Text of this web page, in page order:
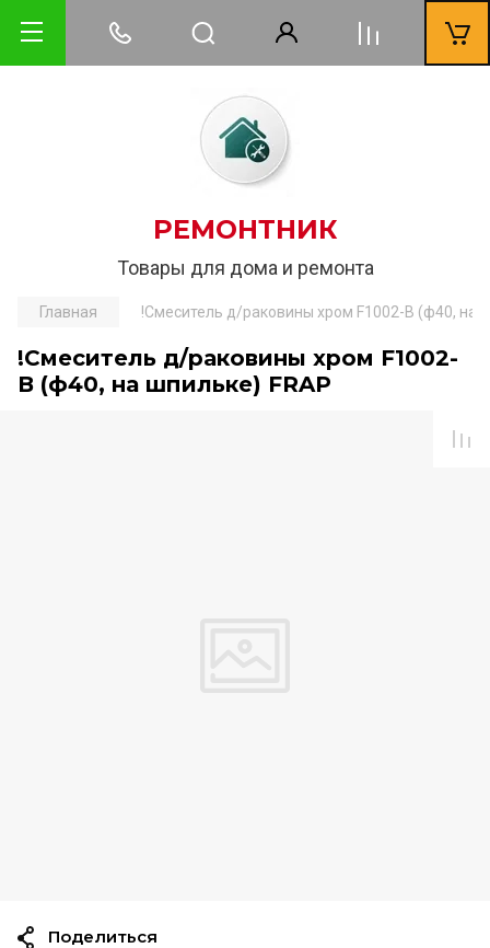
РЕМОНТНИК
Товары для дома и ремонта
Главная !Смеситель д/раковины хром F1002-В (ф40, на
!Смеситель д/раковины хром F1002-
В (ф40, на шпильке) FRAР
Поделиться